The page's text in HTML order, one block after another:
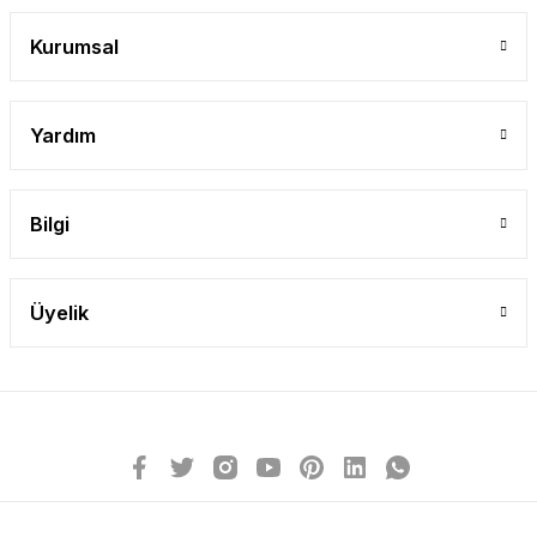
Kurumsal
Yardım
Bilgi
Üyelik